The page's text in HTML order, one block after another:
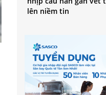
lên niềm tin